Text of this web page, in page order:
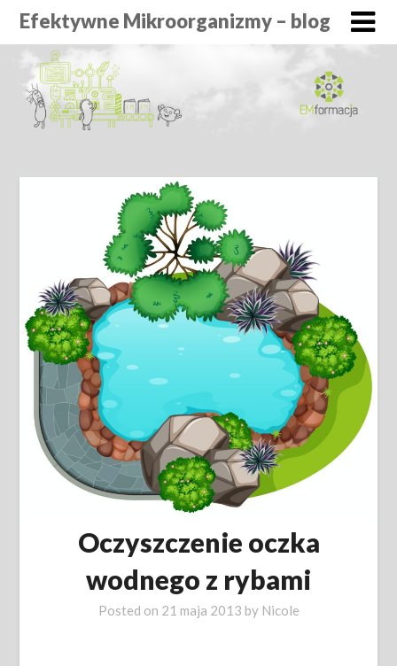
Efektywne Mikroorganizmy – blog
Oczyszczenie oczka
wodnego z rybami
Posted on 21 maja 2013 by Nicole